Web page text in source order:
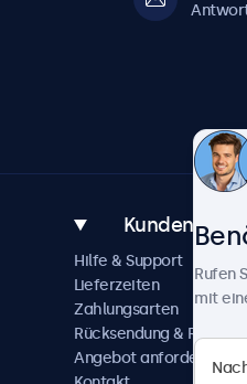
Hilfe & Support
Lieferzeiten
Zahlungsarten
Rücksendung &
Angebot anfordern
Rufen
mit